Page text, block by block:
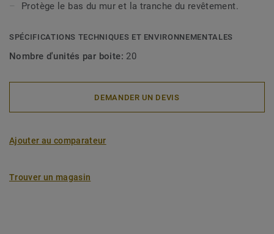
Protège le bas du mur et la tranche du revêtement.
SPÉCIFICATIONS TECHNIQUES ET ENVIRONNEMENTALES
Nombre d'unités par boite: 20
DEMANDER UN DEVIS
Ajouter au comparateur
Trouver un magasin